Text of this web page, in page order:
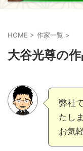
HOME > 作家一覧 >
大谷光尊の
弊社
たし
お気